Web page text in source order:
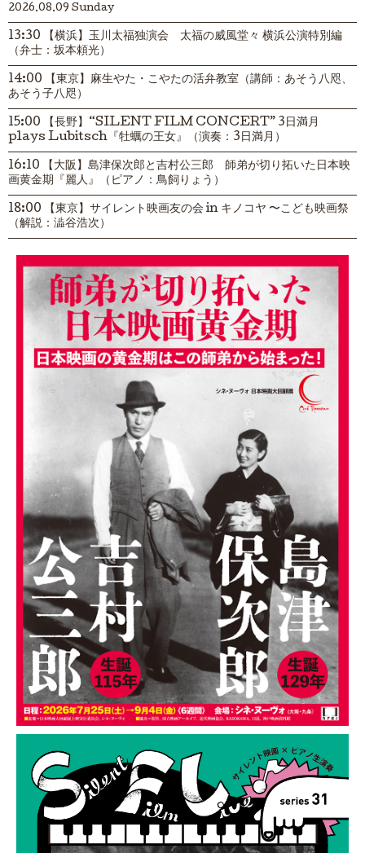
2026.08.09 Sunday
13:30 【横浜】玉川太福独演会 太福の威風堂々 横浜公演特別編
（弁士：坂本頼光）
14:00 【東京】麻生やた・こやたの活弁教室（講師：あそう八咫、
あそう子八咫）
15:00 【長野】“SILENT FILM CONCERT” 3日満月
plays Lubitsch『牡蠣の王女』（演奏：3日満月）
16:10 【大阪】島津保次郎と吉村公三郎 師弟が切り拓いた日本映
画黄金期『麗人』（ピアノ：鳥飼りょう）
18:00 【東京】サイレント映画友の会 in キノコヤ 〜こども映画祭
（解説：澁谷浩次）